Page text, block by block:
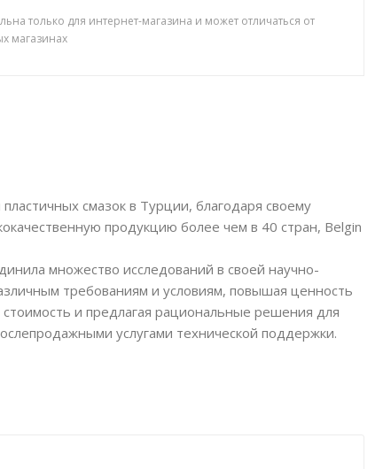
только для интернет-магазина и может отличаться от
магазинах
смазок в Турции, благодаря своему
продукцию более чем в 40 стран, Belgin
множество исследований в своей научно-
требованиям и условиям, повышая ценность
и предлагая рациональные решения для
услугами технической поддержки.